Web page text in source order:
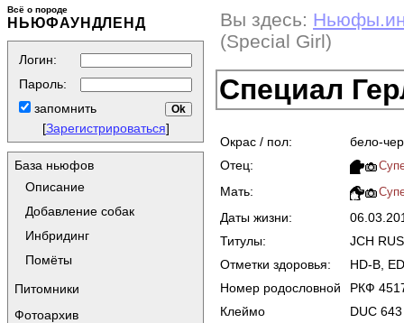
Всё о породе
НЬЮФАУНДЛЕНД
Логин:
Пароль:
запомнить
[Зарегистрироваться]
База ньюфов
Описание
Добавление собак
Инбридинг
Помёты
Питомники
Фотоархив
Вы здесь:
(Special Girl)
Специал
Окрас / пол:
бело-
Отец:
Мать:
Даты жизни:
Титулы:
JCH
Отметки здоровья:
HD-B,
Номер родословной
РКФ
Клеймо
DUC 643